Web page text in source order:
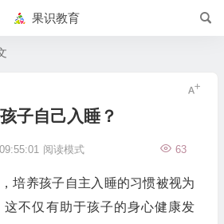
果识教育
子自己入睡？
63
阅读模式
培养孩子自主入睡的习惯被视为
这不仅有助于孩子的身心健康发